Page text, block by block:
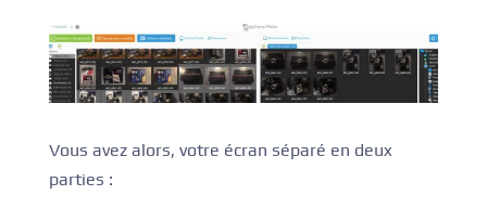
Vous avez alors, votre écran séparé en deux
parties :